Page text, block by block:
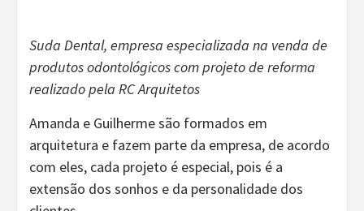
Suda Dental, empresa especializada na venda de
produtos odontológicos com projeto de reforma
realizado pela RC Arquitetos
Amanda e Guilherme são formados em
arquitetura e fazem parte da empresa, de acordo
com eles, cada projeto é especial, pois é a
extensão dos sonhos e da personalidade dos